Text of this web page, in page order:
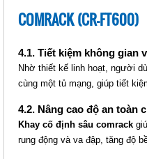
Mã sản
COMRACK (CR-FT600)
4.1. Tiết kiệm không gian
Nhờ thiết kế linh hoạt, người
cùng một tủ mạng, giúp tiết
4.2. Nâng cao độ an toàn
Khay cố định sâu comrack
rung động và va đập, tăng độ